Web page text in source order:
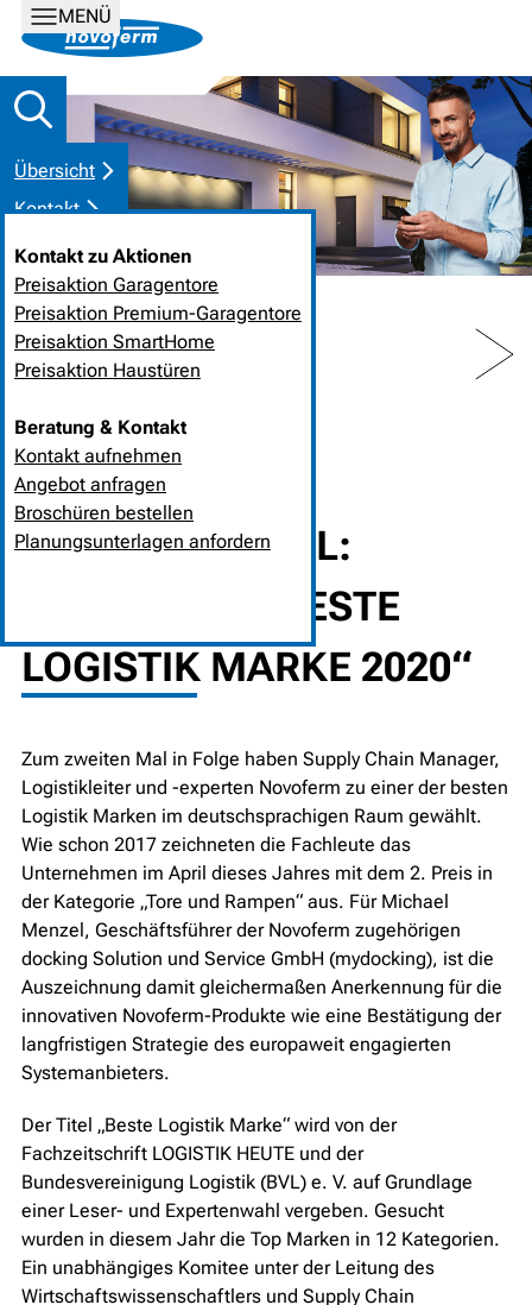
MENÜ
Übersicht
Kontakt
Kontakt zu Aktionen
Preisaktion Garagentore
Preisaktion Premium-Garagentore
Preisaktion SmartHome
Preisaktion Haustüren
Beratung & Kontakt
Kontakt aufnehmen
Angebot anfragen
Broschüren bestellen
Planungsunterlagen anfordern
PREV NEXT
07. April 2020❘Unternehmen, Tore
EXPERTENWAHL:
NOVOFERM „BESTE
LOGISTIK MARKE 2020“
Zum zweiten Mal in Folge haben Supply Chain Manager,
Logistikleiter und -experten Novoferm zu einer der besten
Logistik Marken im deutschsprachigen Raum gewählt.
Wie schon 2017 zeichneten die Fachleute das
Unternehmen im April dieses Jahres mit dem 2. Preis in
der Kategorie „Tore und Rampen“ aus. Für Michael
Menzel, Geschäftsführer der Novoferm zugehörigen
docking Solution und Service GmbH (mydocking), ist die
Auszeichnung damit gleichermaßen Anerkennung für die
innovativen Novoferm-Produkte wie eine Bestätigung der
langfristigen Strategie des europaweit engagierten
Systemanbieters.
Der Titel „Beste Logistik Marke“ wird von der
Fachzeitschrift LOGISTIK HEUTE und der
Bundesvereinigung Logistik (BVL) e. V. auf Grundlage
einer Leser- und Expertenwahl vergeben. Gesucht
wurden in diesem Jahr die Top Marken in 12 Kategorien.
Ein unabhängiges Komitee unter der Leitung des
Wirtschaftswissenschaftlers und Supply Chain